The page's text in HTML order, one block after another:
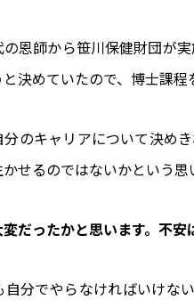
恩師から笹川保健財団が
決めていたので、博士課
のキャリアについて決め
せるのではないかという
変だったかと思います。不
自分でやらなければいけな